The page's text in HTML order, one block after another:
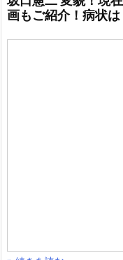
画もご紹介！病状は